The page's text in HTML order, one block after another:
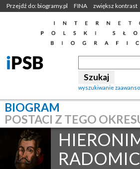
Przejdź do: biogramy.pl FINA zwiększ kontrast
wyszukiwanie
BIOGRAM
POSTACI Z TEGO